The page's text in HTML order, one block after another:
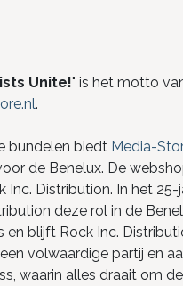
Unite!" is het motto
.
bundelen biedt Media-
de Benelux. De
Inc. Distribution. In het 25-
deze rol in de
en blijft Rock Inc.
volwaardige partij en
waarin alles draait om